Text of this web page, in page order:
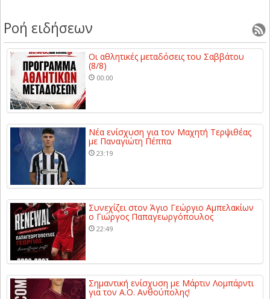
Ροή ειδήσεων
Οι αθλητικές μεταδόσεις του Σαββάτου
(8/8)
00:00
Νέα ενίσχυση για τον Μαχητή Τερψιθέας
με Παναγιώτη Πέππα
23:19
Συνεχίζει στον Άγιο Γεώργιο Αμπελακίων
ο Γιώργος Παπαγεωργόπουλος
22:49
Σημαντική ενίσχυση με Μάρτιν Λομπάρντι
για τον Α.Ο. Ανθούπολης!